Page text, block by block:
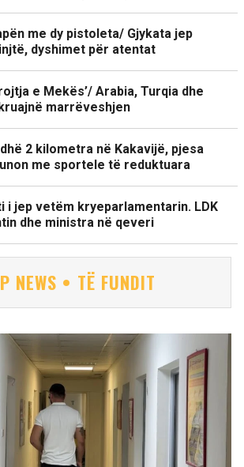
me dy pistoleta/ Gjykata jep
dyshimet për atentat
e Mekës’/ Arabia, Turqia dhe
marrëveshjen
2 kilometra në Kakavijë, pjesa
me sportele të reduktuara
i jep vetëm kryeparlamentarin. LDK
dhe ministra në qeveri
NEWS • TË FUNDIT